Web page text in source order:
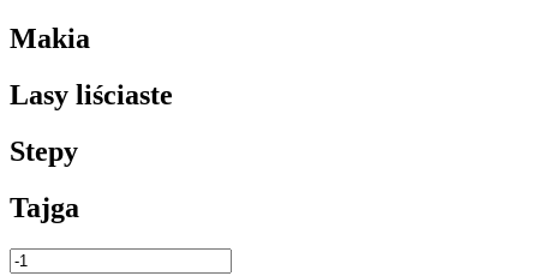
Makia
Lasy liściaste
Stepy
Tajga